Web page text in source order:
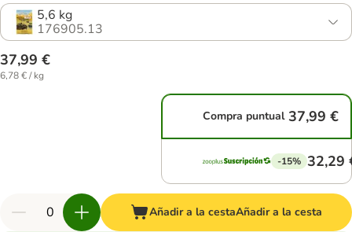
5,6 kg
176905.13
37,99 €
6,78 € / kg
Compra puntual 37,99 €
-15% 32,29
Añadir a la cestaAñadir a la cesta